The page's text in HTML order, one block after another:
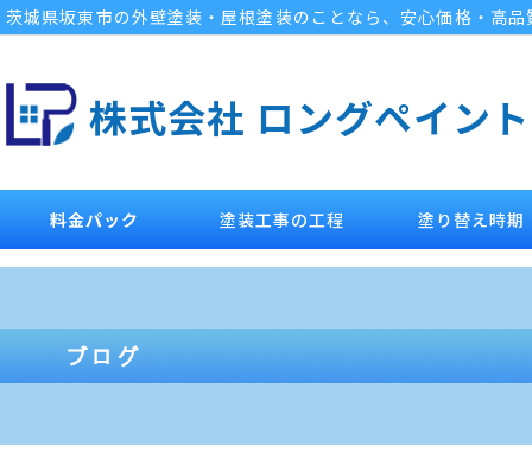
茨城県坂東市の外壁塗装・屋根塗装のことなら、安心価格・高
株式会社 ロングペイント
料金パック 塗装工事の工程 塗り替え時期